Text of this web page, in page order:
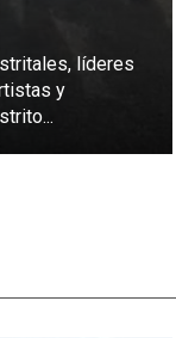
líderes
y